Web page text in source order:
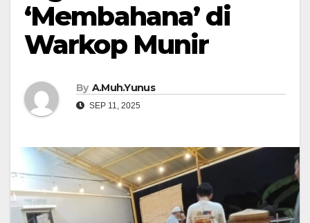
‘Membahana’ di
Warkop Munir
By A.Muh.Yunus
SEP 11, 2025